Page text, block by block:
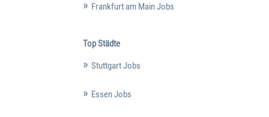
Frankfurt am Main Jobs
Top Städte
Stuttgart Jobs
Essen Jobs